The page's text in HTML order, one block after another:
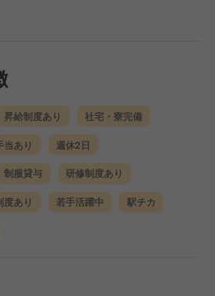
昇給制度あり 社宅・寮完備
当あり 週休2日
制服貸与 研修制度あり
度あり 若手活躍中 駅チカ